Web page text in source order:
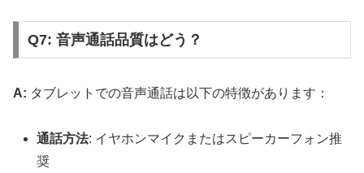
Q7: 音声通話品質はどう？
A: タブレットでの音声通話は以下の特徴があります：
通話方法: イヤホンマイクまたはスピーカーフォン推
奨